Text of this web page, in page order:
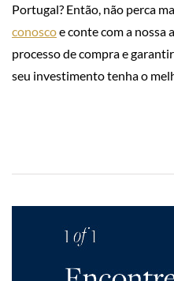
Portugal? Então, não perca
conoscoe conte com a nossa
processo de compra e
seu investimento tenha o